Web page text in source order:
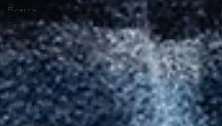
Eficiencia
Control
Claude
Automatizaciones
Centralizar
información
Dashboars
Personalización
diseño de